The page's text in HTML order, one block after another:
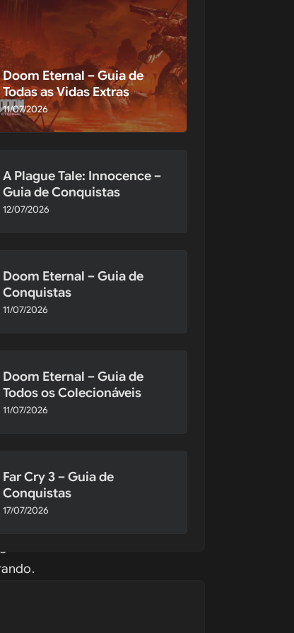
o
o
O
do
os
com
Doom Eternal – Guia de
Todas as Vidas Extras
11/07/2026
A Plague Tale: Innocence –
Guia de Conquistas
12/07/2026
Doom Eternal – Guia de
Conquistas
11/07/2026
Doom Eternal – Guia de
Todos os Colecionáveis
11/07/2026
Far Cry 3 – Guia de
Conquistas
17/07/2026